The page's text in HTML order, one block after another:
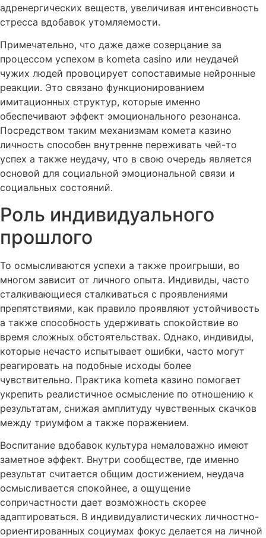
адренергических веществ, увеличивая интенсивность
стресса вдобавок утомляемости.
Примечательно, что даже даже созерцание за
процессом успехом в kometa casino или неудачей
чужих людей провоцирует сопоставимые нейронные
реакции. Это связано функционированием
имитационных структур, которые именно
обеспечивают эффект эмоционального резонанса.
Посредством таким механизмам комета казино
личность способен внутренне переживать чей-то
успех а также неудачу, что в свою очередь является
основой для социальной эмоциональной связи и
социальных состояний.
Роль индивидуального
прошлого
То осмысливаются успехи а также проигрыши, во
многом зависит от личного опыта. Индивиды, часто
сталкивающиеся сталкиваться с проявлениями
препятствиями, как правило проявляют устойчивость
а также способность удерживать спокойствие во
время сложных обстоятельствах. Однако, индивиды,
которые нечасто испытывает ошибки, часто могут
реагировать на подобные исходы более
чувствительно. Практика kometa казино помогает
укрепить реалистичное осмысление по отношению к
результатам, снижая амплитуду чувственных скачков
между триумфом а также поражением.
Воспитание вдобавок культура немаловажно имеют
заметное эффект. Внутри сообществе, где именно
результат считается общим достижением, неудача
осмысливается спокойнее, а ощущение
сопричастности дает возможность скорее
адаптироваться. В индивидуалистических личностно-
ориентированных социумах фокус делается на личной